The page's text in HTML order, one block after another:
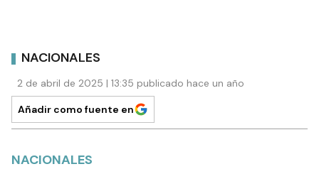
NACIONALES
2 de abril de 2025 | 13:35 publicado hace un año
Añadir como fuente en
NACIONALES